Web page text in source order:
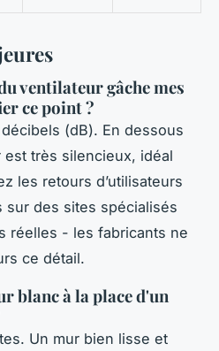
ventilateur gâche mes
ce point ?
(dB). En dessous
est très silencieux, idéal
les retours d’utilisateurs
des sites spécialisés
réelles - les fabricants ne
ce détail.
blanc à la place d'un
Un mur bien lisse et